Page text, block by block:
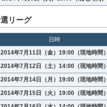
リーグ
日時
2014年7月11日（金）19:00（現地時間）
2014年7月12日（土）14:00（現地時間）
2014年7月14日（月）19:00（現地時間）
2014年7月15日（火）19:00（現地時間）